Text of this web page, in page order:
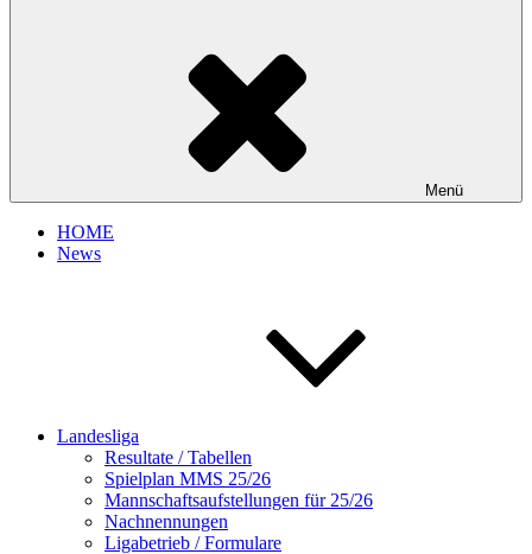
Menü
HOME
News
Landesliga
Resultate / Tabellen
Spielplan MMS 25/26
Mannschaftsaufstellungen für 25/26
Nachnennungen
Ligabetrieb / Formulare